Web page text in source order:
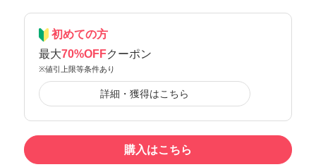
初めての方
最大70%OFFクーポン
※値引上限等条件あり
詳細・獲得はこちら
購入はこちら